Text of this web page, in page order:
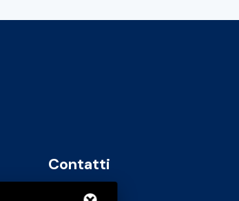
Contatti